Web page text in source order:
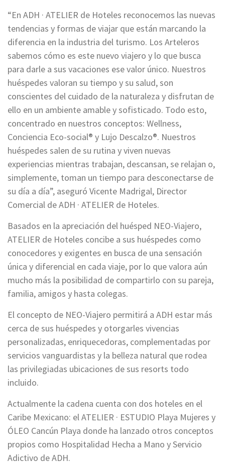
“En ADH · ATELIER de Hoteles reconocemos las nuevas
tendencias y formas de viajar que están marcando la
diferencia en la industria del turismo. Los Arteleros
sabemos cómo es este nuevo viajero y lo que busca
para darle a sus vacaciones ese valor único. Nuestros
huéspedes valoran su tiempo y su salud, son
conscientes del cuidado de la naturaleza y disfrutan de
ello en un ambiente amable y sofisticado. Todo esto,
concentrado en nuestros conceptos: Wellness,
Conciencia Eco-social® y Lujo Descalzo®. Nuestros
huéspedes salen de su rutina y viven nuevas
experiencias mientras trabajan, descansan, se relajan o,
simplemente, toman un tiempo para desconectarse de
su día a día”, aseguró Vicente Madrigal, Director
Comercial de ADH · ATELIER de Hoteles.
Basados en la apreciación del huésped NEO-Viajero,
ATELIER de Hoteles concibe a sus huéspedes como
conocedores y exigentes en busca de una sensación
única y diferencial en cada viaje, por lo que valora aún
mucho más la posibilidad de compartirlo con su pareja,
familia, amigos y hasta colegas.
El concepto de NEO-Viajero permitirá a ADH estar más
cerca de sus huéspedes y otorgarles vivencias
personalizadas, enriquecedoras, complementadas por
servicios vanguardistas y la belleza natural que rodea
las privilegiadas ubicaciones de sus resorts todo
incluido.
Actualmente la cadena cuenta con dos hoteles en el
Caribe Mexicano: el ATELIER · ESTUDIO Playa Mujeres y
ÓLEO Cancún Playa donde ha lanzado otros conceptos
propios como Hospitalidad Hecha a Mano y Servicio
Adictivo de ADH.